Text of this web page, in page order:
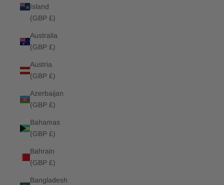
Island
(GBP £)
Australia
(GBP £)
Austria
(GBP £)
Azerbaijan
(GBP £)
Bahamas
(GBP £)
Bahrain
(GBP £)
Bangladesh